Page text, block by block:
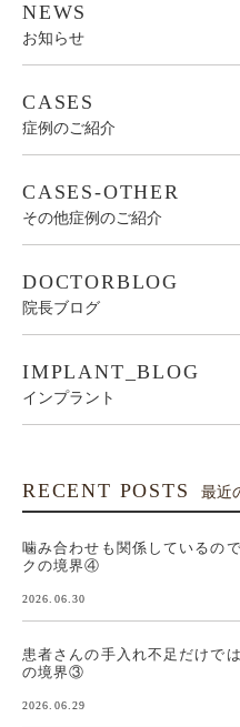
NEWS
お知らせ
CASES
症例のご紹介
CASES-OTHER
その他症例のご紹介
DOCTORBLOG
院長ブログ
IMPLANT_BLOG
インプラント
RECENT POSTS 最近
噛み合わせも関係しているの
クの境界④
2026.06.30
患者さんの手入れ不足だけで
の境界③
2026.06.29